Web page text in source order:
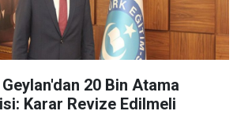
20 Bin Atama
Karar Revize Edilmeli